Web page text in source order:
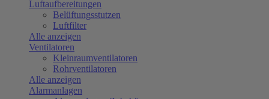
Luftaufbereitungen
Belüftungsstutzen
Luftfilter
Alle anzeigen
Ventilatoren
Kleinraumventilatoren
Rohrventilatoren
Alle anzeigen
Alarmanlagen